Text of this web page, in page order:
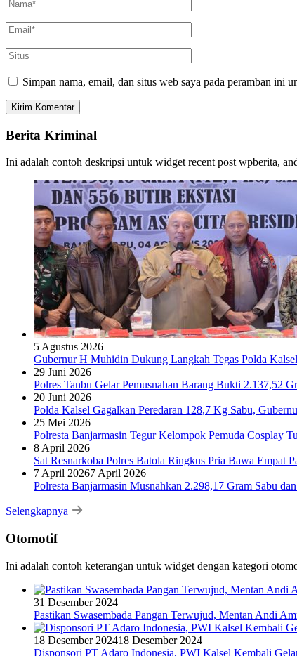
Simpan nama, email, dan situs web saya pada peramban ini
Berita Kriminal
Ini adalah contoh deskripsi untuk widget recent post wpberita,
5 Agustus 2026
Gubernur H Muhidin Dukung Langkah Tegas Polda
29 Juni 2026
Polres Tanbu Gelar Pemusnahan Barang Bukti 2.137,52
20 Juni 2026
Polda Kalsel Gagalkan Peredaran 128,7 Kg Sabu,
25 Mei 2026
Polresta Banjarmasin Tegur Kelompok Pemuda Cosplay
8 April 2026
Sat Resnarkoba Polres Batola Ringkus Pria Bawa Empat
7 April 20267 April 2026
Polresta Banjarmasin Musnahkan 2.298,17 Gram Sabu
Selengkapnya
Otomotif
Ini adalah contoh keterangan untuk widget dengan kategori
31 Desember 2024
Pastikan Swasembada Pangan Terwujud, Mentan Andi
18 Desember 202418 Desember 2024
Disponsori PT Adaro Indonesia, PWI Kalsel Kembali